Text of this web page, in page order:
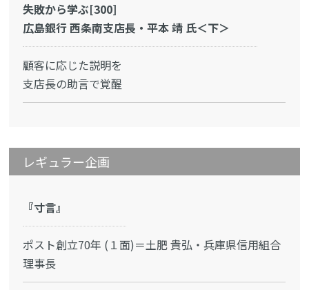
失敗から学ぶ[300]
広島銀行 西条南支店長・平本 靖 氏＜下＞
顧客に応じた説明を
支店長の助言で覚醒
レギュラー企画
『寸言』
ポスト創立70年 (１面)＝土肥 貴弘・兵庫県信用組合
理事長